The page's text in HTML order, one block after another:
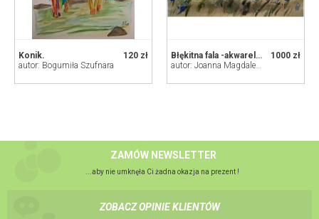
120 zł
Konik.
autor: Bogumiła Szufnara
1000 zł
Błękitna fala -akwarela w oprawie
autor: Joanna Magdalena
ZAMÓW NEWSLETTER
...aby nie umknęła Ci żadna okazja na prezent !
ZOBACZ OPINIE KLIENTÓW